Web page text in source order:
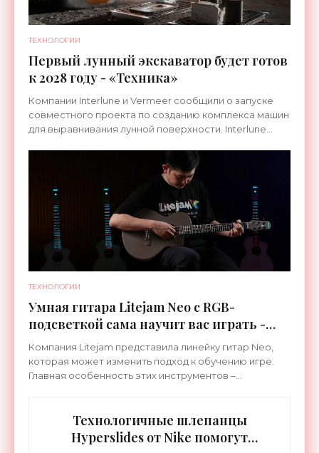
ТЕХНОЛОГИИ
Первый лунный экскаватор будет готов
к 2028 году - «Техника»
Компании Interlune и Vermeer сообщили о запуске
совместного проекта по созданию комплекса машин
для выравнивания лунной поверхности. Interlune
ТЕХНОЛОГИИ
Умная гитара Litejam Neo с RGB-
подсветкой сама научит вас играть -
«Гаджеты»
Компания Litejam представила линейку гитар Neo,
которая может изменить подход к обучению игре.
Главная особенность этих инструментов –
Технологичные шлепанцы
Hyperslides от Nike помогут